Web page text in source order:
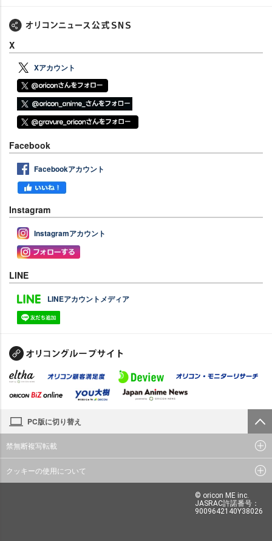
X
Xアカウント
Facebook
Facebookアカウント
Instagram
Instagramアカウント
LINE
LINEアカウントメディア
PC版に切り替え
禁無断複写転載
クッキーの使用について
© oricon ME inc.
JASRAC許諾番号：
9009642140Y38026